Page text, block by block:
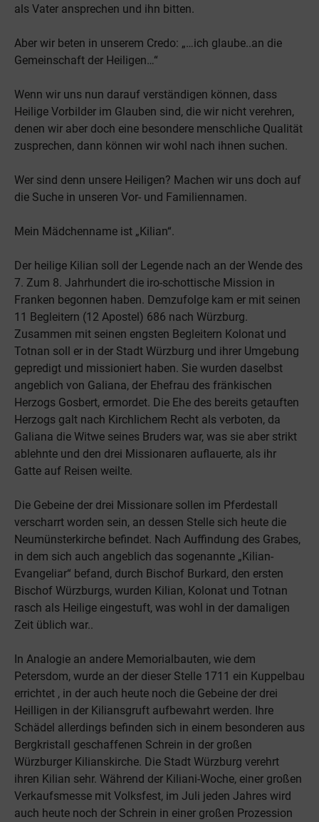
als Vater ansprechen und ihn bitten.
Aber wir beten in unserem Credo: „…ich glaube..an die
Gemeinschaft der Heiligen…“
Wenn wir uns nun darauf verständigen können, dass
Heilige Vorbilder im Glauben sind, die wir nicht verehren,
denen wir aber doch eine besondere menschliche Qualität
zusprechen, dann können wir wohl nach ihnen suchen.
Wer sind denn unsere Heiligen? Machen wir uns doch auf
die Suche in unseren Vor- und Familiennamen.
Mein Mädchenname ist „Kilian“.
Der heilige Kilian soll der Legende nach an der Wende des
7. Zum 8. Jahrhundert die iro-schottische Mission in
Franken begonnen haben. Demzufolge kam er mit seinen
11 Begleitern (12 Apostel) 686 nach Würzburg.
Zusammen mit seinen engsten Begleitern Kolonat und
Totnan soll er in der Stadt Würzburg und ihrer Umgebung
gepredigt und missioniert haben. Sie wurden daselbst
angeblich von Galiana, der Ehefrau des fränkischen
Herzogs Gosbert, ermordet. Die Ehe des bereits getauften
Herzogs galt nach Kirchlichem Recht als verboten, da
Galiana die Witwe seines Bruders war, was sie aber strikt
ablehnte und den drei Missionaren auflauerte, als ihr
Gatte auf Reisen weilte.
Die Gebeine der drei Missionare sollen im Pferdestall
verscharrt worden sein, an dessen Stelle sich heute die
Neumünsterkirche befindet. Nach Auffindung des Grabes,
in dem sich auch angeblich das sogenannte „Kilian-
Evangeliar“ befand, durch Bischof Burkard, den ersten
Bischof Würzburgs, wurden Kilian, Kolonat und Totnan
rasch als Heilige eingestuft, was wohl in der damaligen
Zeit üblich war..
In Analogie an andere Memorialbauten, wie dem
Petersdom, wurde an der dieser Stelle 1711 ein Kuppelbau
errichtet , in der auch heute noch die Gebeine der drei
Heilligen in der Kiliansgruft aufbewahrt werden. Ihre
Schädel allerdings befinden sich in einem besonderen aus
Bergkristall geschaffenen Schrein in der großen
Würzburger Kilianskirche. Die Stadt Würzburg verehrt
ihren Kilian sehr. Während der Kiliani-Woche, einer großen
Verkaufsmesse mit Volksfest, im Juli jeden Jahres wird
auch heute noch der Schrein in einer großen Prozession